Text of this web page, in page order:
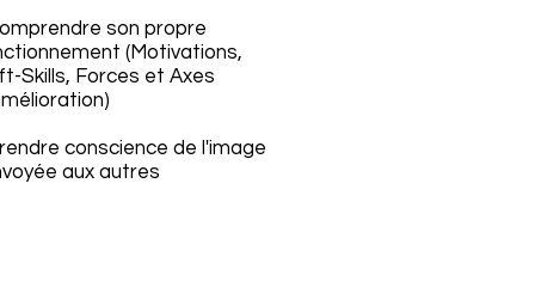
son propre
(Motivations,
Skills, Forces et Axes
conscience de l'image
aux autres